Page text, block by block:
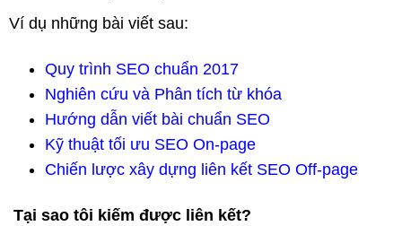
Ví dụ những bài viết sau:
Quy trình SEO chuẩn 2017
Nghiên cứu và Phân tích từ khóa
Hướng dẫn viết bài chuẩn SEO
Kỹ thuật tối ưu SEO On-page
Chiến lược xây dựng liên kết SEO Off-page
Tại sao tôi kiếm được liên kết?